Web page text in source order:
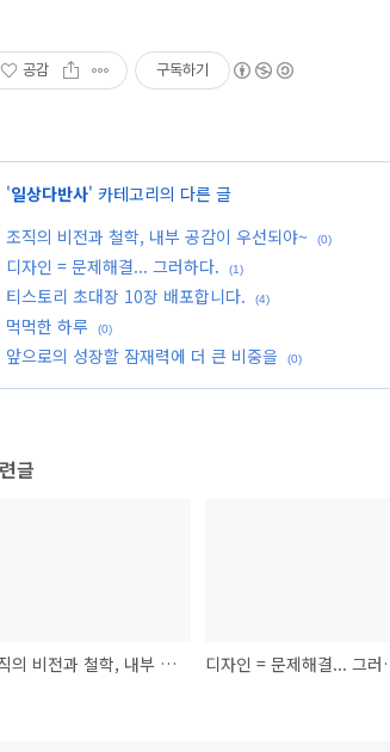
공감 구독하기
'일상다반사' 카테고리의 다른 글
조직의 비전과 철학, 내부 공감이 우선되야~
(0)
디자인 = 문제해결... 그러하다. (1)
티스토리 초대장 10장 배포합니다. (4)
먹먹한 하루 (0)
앞으로의 성장할 잠재력에 더 큰 비중을 (0)
글
조직의 비전과 철학, 내부 공감이 우선되야~ 디자인